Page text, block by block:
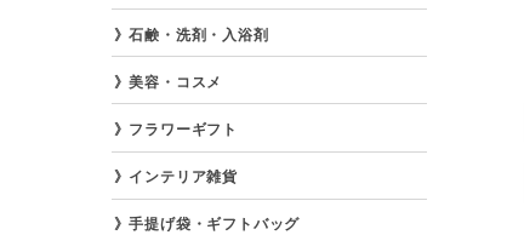
石鹸・洗剤・入浴剤
美容・コスメ
フラワーギフト
インテリア雑貨
手提げ袋・ギフトバッグ